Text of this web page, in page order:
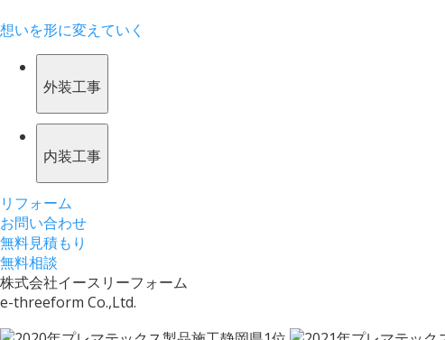
想いを形に変えていく
外装工事
内装工事
リフォーム
お問い合わせ
無料見積もり
無料相談
株式会社イースリーフォーム
e-threeform Co.,Ltd.